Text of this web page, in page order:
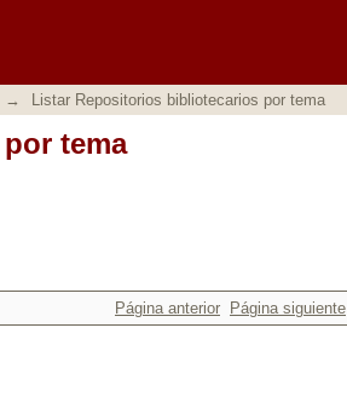
tema
→ Listar Repositorios bibliotecarios por tema
tema
Página anterior Página siguiente